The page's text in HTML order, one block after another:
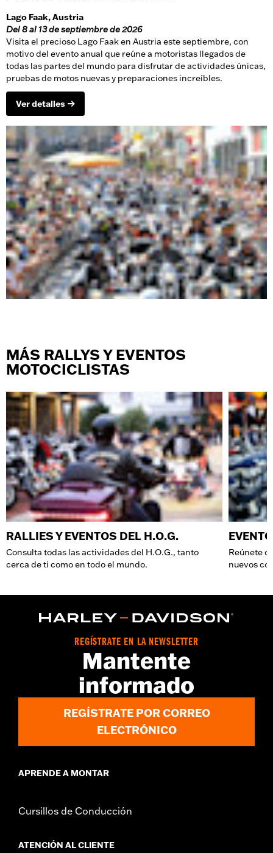
Lago Faak, Austria
Del 8 al 13 de septiembre de 2026
Visita el precioso Lago Faak en Austria este septiembre, con
motivo del evento anual que reúne a motoristas llegados de
todas las partes del mundo para disfrutar de actividades únicas,
pruebas de motos nuevas y preparaciones increíbles.
Ver detalles
MÁS RALLYS Y EVENTOS
MOTOCICLISTAS
RALLIES Y EVENTOS DEL H.O.G.
Consulta todas las actividades del H.O.G., tanto
cerca de ti como en todo el mundo.
Reúnete
nuevos
REGÍSTRATE EN LA NEWSLETTER
Mantente
informado
REGÍSTRATE POR CORREO
ELECTRÓNICO
APRENDE A MONTAR
Cursillos de Conducción
ATENCIÓN AL CLIENTE